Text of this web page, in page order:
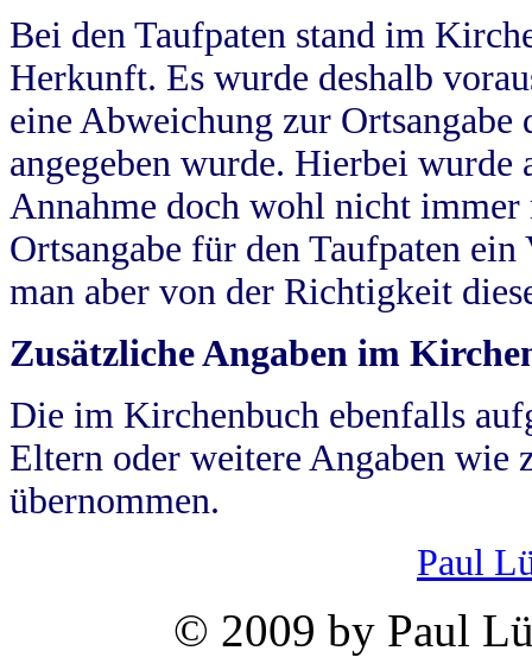
Bei den Taufpaten stand im
Herkunft. Es wurde deshalb
eine Abweichung zur
angegeben wurde. Hierbei wurde
Annahme doch wohl nicht
Ortsangabe für den Taufpaten
man aber von der Richtigkeit
Zusätzliche Angaben im
Die im Kirchenbuch ebenfalls
Eltern oder weitere Angaben wie
übernommen.
Paul
© 2009 by Paul